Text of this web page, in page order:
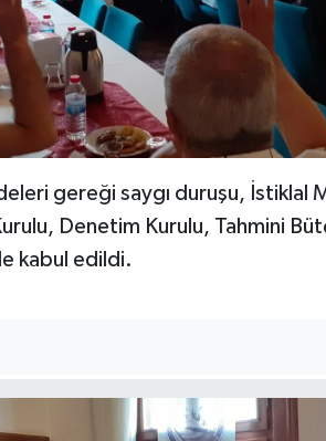
gereği saygı duruşu, İstiklal
Denetim Kurulu, Tahmini
kabul edildi.